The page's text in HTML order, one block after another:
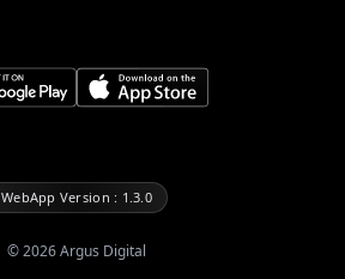
WebApp Version : 1.3.0
©2026Argus Digital